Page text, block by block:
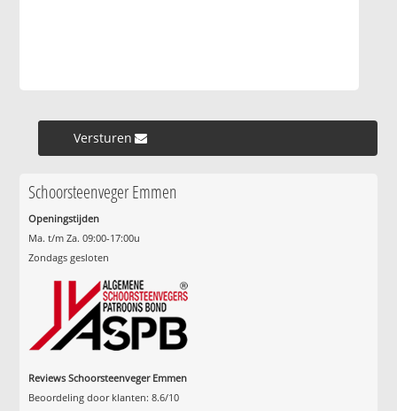
Versturen »
Schoorsteenveger Emmen
Openingstijden
Ma. t/m Za. 09:00-17:00u
Zondags gesloten
Reviews Schoorsteenveger Emmen
Beoordeling door klanten:8.6/10